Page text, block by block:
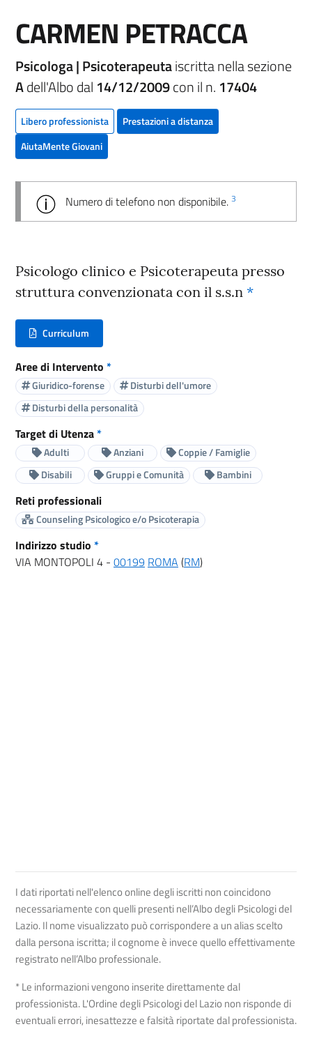
CARMEN PETRACCA
Psicologa | Psicoterapeutaiscritta nella sezione
Adell'Albo dal 14/12/2009con il n. 17404
Libero professionista
Prestazioni a distanza
AiutaMente Giovani
Numero di telefono non disponibile. 3
Psicologo clinico e Psicoterapeuta presso
struttura convenzionata con il s.s.n *
Curriculum
(nuova scheda - new tab)
Aree di Intervento *
Giuridico-forense
Disturbi dell'umore
Disturbi della personalità
Target di Utenza*
Adulti Anziani
Coppie / Famiglie
Disabili
Gruppi e Comunità Bambini
Reti professionali
Counseling Psicologico e/o Psicoterapia
Indirizzo studio *
VIA MONTOPOLI 4 - 00199 ROMA (RM)
I dati riportati nell'elenco online degli iscritti non coincidono
necessariamente con quelli presenti nell’Albo degli Psicologi del
Lazio. Il nome visualizzato può corrispondere a un alias scelto
dalla persona iscritta; il cognome è invece quello effettivamente
registrato nell’Albo professionale.
* Le informazioni vengono inserite direttamente dal
professionista. L'Ordine degli Psicologi del Lazio non risponde di
eventuali errori, inesattezze e falsità riportate dal professionista.